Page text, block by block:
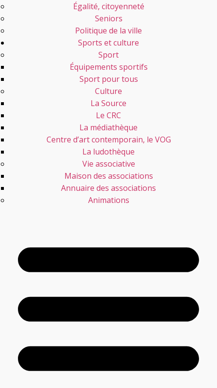
Égalité, citoyenneté
Seniors
Politique de la ville
Sports et culture
Sport
Équipements sportifs
Sport pour tous
Culture
La Source
Le CRC
La médiathèque
Centre d’art contemporain, le VOG
La ludothèque
Vie associative
Maison des associations
Annuaire des associations
Animations